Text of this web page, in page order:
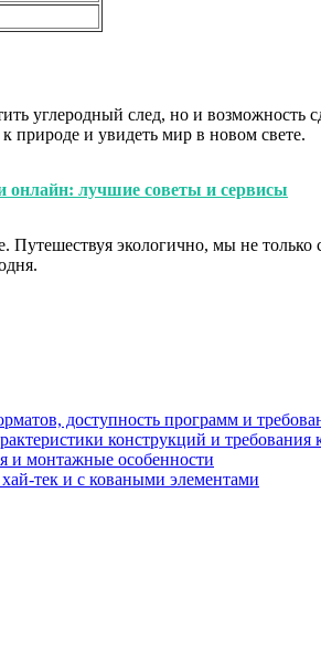
углеродный след, но и
природе и увидеть мир в новом свете.
онлайн: лучшие советы и сервисы
экологично, мы не
доступность программ и
конструкций и требования
и монтажные особенности
тек и с коваными элементами